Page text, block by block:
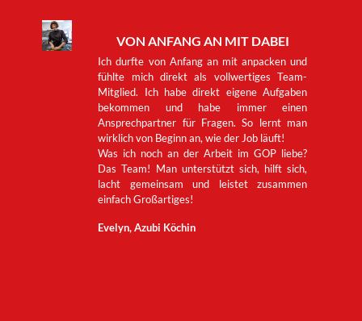
VON ANFANG AN MIT DABEI
Ich durfte von Anfang an mit anpacken und
fühlte mich direkt als vollwertiges Team-
Mitglied. Ich habe direkt eigene Aufgaben
bekommen und habe immer einen
Ansprechpartner für Fragen. So lernt man
wirklich von Beginn an, wie der Job läuft!
Was ich noch an der Arbeit im GOP liebe?
Das Team! Man unterstützt sich, hilft sich,
lacht gemeinsam und leistet zusammen
einfach Großartiges!
Evelyn, Azubi Köchin